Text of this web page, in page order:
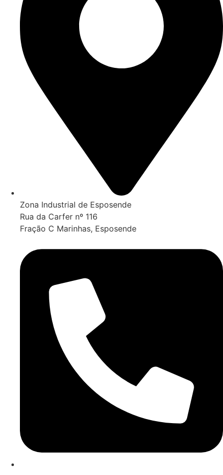
Zona Industrial de Esposende
Rua da Carfer nº 116
Fração C Marinhas, Esposende